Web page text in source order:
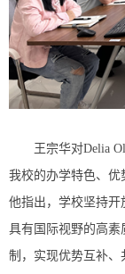
王宗华对Delia
我校的办学特色、优
他指出，学校坚持开
具有国际视野的高
制，实现优势互补、